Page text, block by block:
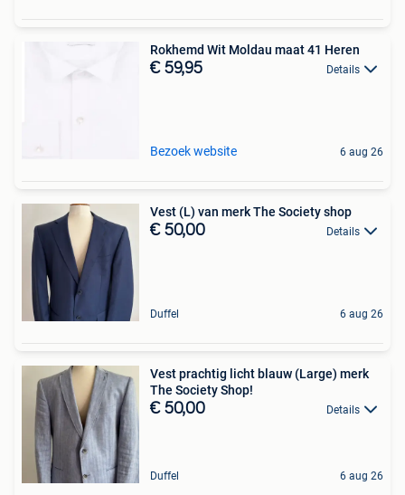
Rokhemd Wit Moldau maat 41 Heren
€ 59,95 Details
Bezoek website 6 aug 26
Vest (L) van merk The Society shop
€ 50,00 Details
Duffel 6 aug 26
Vest prachtig licht blauw (Large) merk
The Society Shop!
€ 50,00 Details
Duffel 6 aug 26